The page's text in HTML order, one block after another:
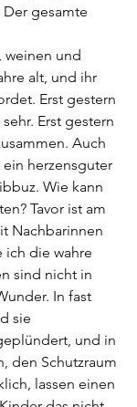
Der gesamte
weinen und
alt, und ihr
Erst gestern
Erst gestern
Auch
herzensguter
Wie kann
Tavor ist am
Nachbarinnen
ich die wahre
sind nicht in
In fast
sie
und in
den Schutzraum
lassen einen